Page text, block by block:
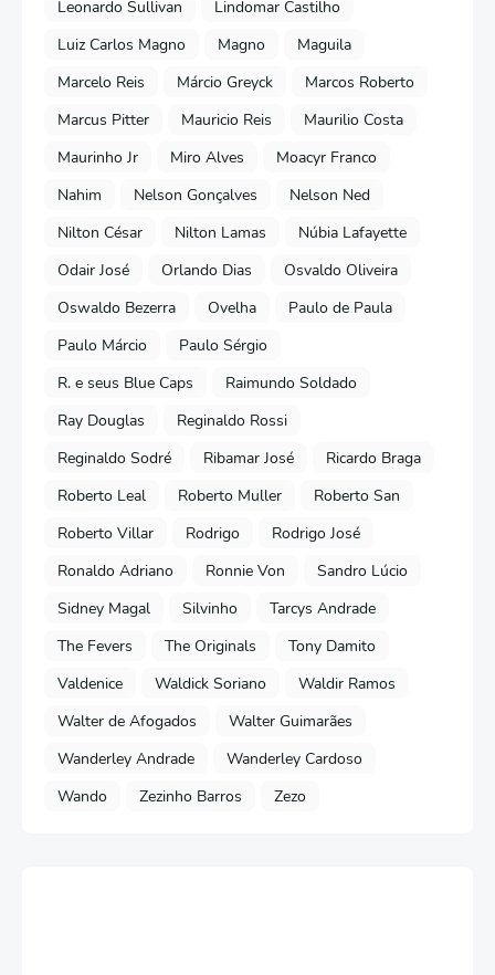
Leonardo Sullivan
Lindomar Castilho
Luiz Carlos Magno
Magno
Maguila
Marcelo Reis
Márcio Greyck
Marcos Roberto
Marcus Pitter
Mauricio Reis
Maurilio Costa
Maurinho Jr
Miro Alves
Moacyr Franco
Nahim
Nelson Gonçalves
Nelson Ned
Nilton César
Nilton Lamas
Núbia Lafayette
Odair José
Orlando Dias
Osvaldo Oliveira
Oswaldo Bezerra
Ovelha
Paulo de Paula
Paulo Márcio
Paulo Sérgio
R. e seus Blue Caps
Raimundo Soldado
Ray Douglas
Reginaldo Rossi
Reginaldo Sodré
Ribamar José
Ricardo Braga
Roberto Leal
Roberto Muller
Roberto San
Roberto Villar
Rodrigo
Rodrigo José
Ronaldo Adriano
Ronnie Von
Sandro Lúcio
Sidney Magal
Silvinho
Tarcys Andrade
The Fevers
The Originals
Tony Damito
Valdenice
Waldick Soriano
Waldir Ramos
Walter de Afogados
Walter Guimarães
Wanderley Andrade
Wanderley Cardoso
Wando
Zezinho Barros Zezo